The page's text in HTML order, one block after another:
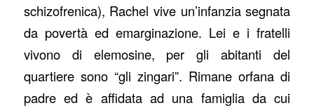
schizofrenica), Rachel vive un’infanzia segnata
da povertà ed emarginazione. Lei e i fratelli
vivono di elemosine, per gli abitanti del
quartiere sono “gli zingari”. Rimane orfana di
padre ed è affidata ad una famiglia da cui